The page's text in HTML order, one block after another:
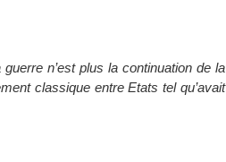
n’est plus la continuation de la
classique entre Etats tel qu’avait